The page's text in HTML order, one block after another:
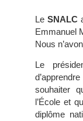
LeSNALC
Emmanuel
Nous
Le
souhaiter
l’École et
diplôme